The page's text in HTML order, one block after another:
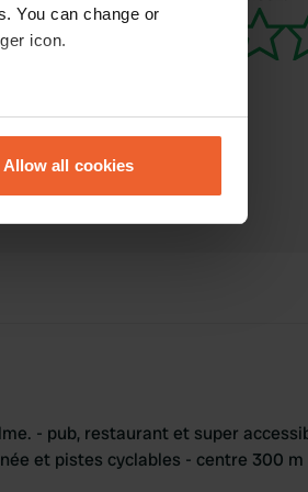
You can change or
icon.
meters
Allow all cookies
- pub, restaurant et super
et pistes cyclables - centre 300 m